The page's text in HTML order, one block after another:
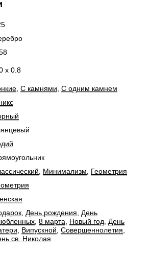
х 0.8
С камнями С одним камнем
Минимализм
Геометрия
День рождения
День
8 марта Новый год
День
Випускной Совершеннолетия
св. Николая